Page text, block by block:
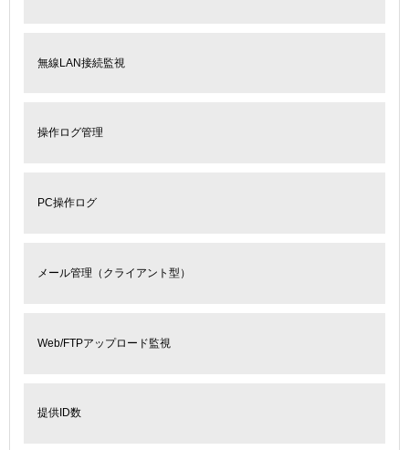
無線LAN接続監視
操作ログ管理
PC操作ログ
メール管理（クライアント型）
Web/FTPアップロード監視
提供ID数